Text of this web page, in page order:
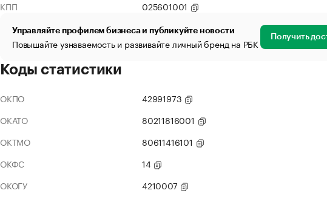
КПП
025601001
Управляйте профилем бизнеса и публикуйте новости
Повышайте узнаваемость и развивайте личный бренд на РБК Получить
Коды статистики
ОКПО
42991973
ОКАТО
80211816001
ОКТМО
80611416101
ОКФС
14
ОКОГУ
4210007